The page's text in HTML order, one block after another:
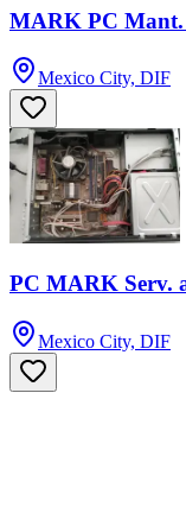
MARK PC
Mexico City, DIF
PC MARK Serv.
Mexico City, DIF